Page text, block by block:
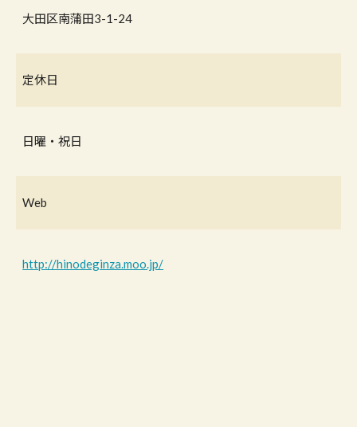
大田区南蒲田3-1-24
定休日
日曜・祝日
Web
http://hinodeginza.moo.jp/